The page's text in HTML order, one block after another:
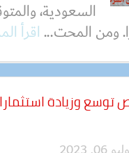
السعودية،
ومن المحت...اقرأ
وزيادة